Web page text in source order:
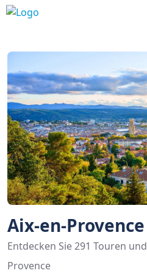
Aix-en-
Entdecken Sie 291 Touren
Provence